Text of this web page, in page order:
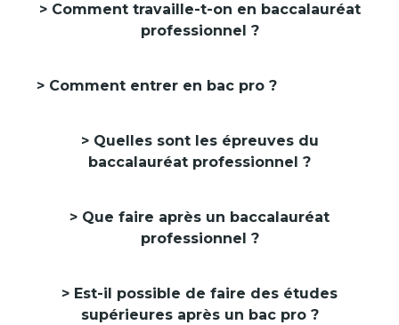
Comment travaille-t-on en baccalauréat
professionnel ?
Comment entrer en bac pro ?
Quelles sont les épreuves du
baccalauréat professionnel ?
professionnel ?
supérieures après un bac pro ?